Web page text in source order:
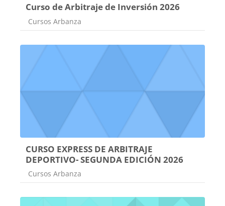
Curso de Arbitraje de Inversión 2026
Categoría de cursos
Cursos Arbanza
CURSO EXPRESS DE ARBITRAJE
DEPORTIVO- SEGUNDA EDICIÓN 2026
Categoría de cursos
Cursos Arbanza